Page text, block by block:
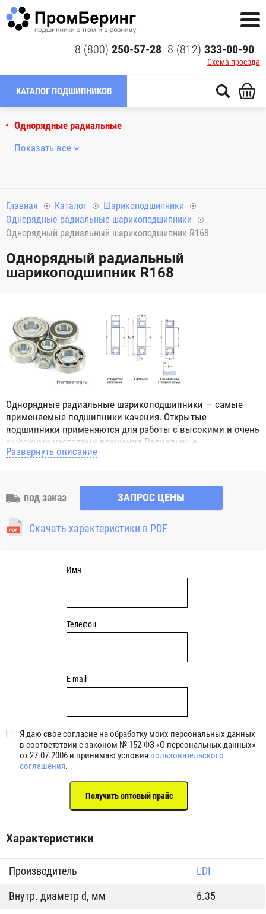
8 (800) 250-57-28 8 (812) 333-00-90
Схема проезда
КАТАЛОГ ПОДШИПНИКОВ
Однорядные радиальные
Показать все
Главная Каталог
Шарикоподшипники
Однорядные радиальные шарикоподшипники
Однорядный радиальный шарикоподшипник R168
Однорядный радиальный
шарикоподшипник R168
Однорядные радиальные шарикоподшипники — самые
применяемые подшипники качения. Открытые
подшипники применяются для работы с высокими и очень
высокими частотами вращения.Радиальные
шарикоподшипники обозначением 2Z ZZ с обеих сторон
обозначением 2RS 2RS1 2RSH 2RSR имеют с обеих сторон
контактные уплотнения из бутадиен-нитрильного каучука
(NBR) и пригодны для средних частот вращения. Также
поставляются подшипники с бесконтактными
Развернуть описание
под заказ ЗАПРОС ЦЕНЫ
Скачать характеристики в PDF
Имя
Телефон
E-mail
Я даю свое согласие на обработку моих персональных данных
в соответствии с законом № 152-ФЗ «О персональных данных»
от 27.07.2006 и принимаю условия пользовательского
соглашения.
Характеристики
Производитель
LDI
Внутр. диаметр d, мм
6.35